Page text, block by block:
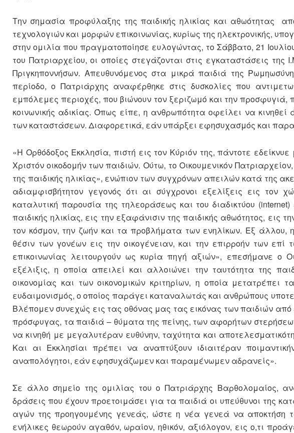
Την σημασία προφύλαξης της παιδικής ηλικίας και αθωότητας
τεχνολογιών και μορφών επικοινωνίας, κυρίως της ηλεκτρονικής,
στην ομιλία που πραγματοποίησε ευλογώντας, το Σάββατο, 21
του Πατριαρχείου, οι οποίες στεγάζονται στις εγκαταστάσεις
Πριγκηποννήσων. Απευθυνόμενος στα μικρά παιδιά της
περίοδο, ο Πατριάρχης αναφέρθηκε στις δυσκολίες που
εμπόλεμες περιοχές, που βιώνουν τον ξεριζωμό και την προσφυγιά,
κοινωνικής αδικίας. Όπως είπε, η ανθρωπότητα οφείλει να
των καταστάσεων. Διαφορετικά, εάν υπάρξει εφησυχασμός και
«Η Ορθόδοξος Εκκλησία, πιστή εις τον Κύριόν της, πάντοτε
Χριστόν οικοδομήν των παιδιών. Ούτω, το Οικουμενικόν
της παιδικής ηλικίας», ενώπιον των συγχρόνων απειλών κατά της
αδιαμφισβήτητον γεγονός ότι αι σύγχρονοι εξελίξεις εις τον
καταλυτική παρουσία της τηλεοράσεως και του διαδικτύου
παιδικής ηλικίας, εις την εξαφάνισιν της παιδικής αθωότητος, εις
τον κόσμον, την ζωήν και τα προβλήματα των ενηλίκων. Εξ άλλου,
θέσιν των γονέων εις την οικογένειαν, και την επιρροήν των
επικοινωνίας λειτουργούν ως κυρία πηγή αξιών», επεσήμανε ο
εξέλιξις, η οποία απειλεί και αλλοιώνει την ταυτότητα της
οικονομίας και των οικονομικών κριτηρίων, η οποία
ευδαιμονισμός, ο οποίος παράγει καταναλωτάς και ανθρώπους
Βλέπομεν συνεχώς εις τας οθόνας μας τας εικόνας των παιδιών
πρόσφυγας, τα παιδιά – θύματα της πείνης, των αφορήτων
να κινηθή με μεγαλυτέραν ευθύνην, ταχύτητα και
Και αι Εκκλησίαι πρέπει να αναπτύξουν ιδιαιτέραν
αναπολόγητοι, εάν εφησυχάζωμεν και παραμένωμεν αδρανείς».
Σε άλλο σημείο της ομιλίας του ο Πατριάρχης Βαρθολομαίος,
δράσεις που έχουν προετοιμάσει για τα παιδιά οι υπεύθυνοι της
αγών της προηγουμένης γενεάς, ώστε η νέα γενεά να αποκτήση
ενήλικες θεωρούν αγαθόν, ωραίον, ηθικόν, αξιόλογον, εις ο,τι